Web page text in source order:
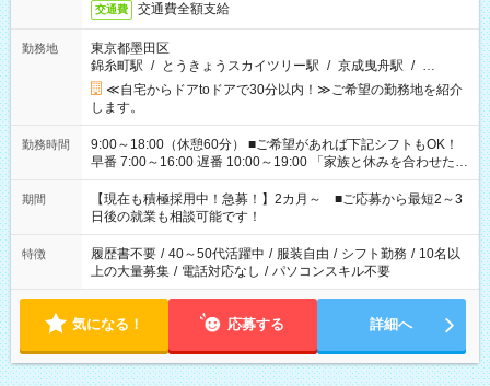
交通費 交通費全額支給
勤務地
東京都墨田区
錦糸町駅 / とうきょうスカイツリー駅 / 京成曳舟駅 / …
≪自宅からドアtoドアで30分以内！≫ご希望の勤務地を紹介
します。
勤務時間
9:00～18:00（休憩60分） ■ご希望があれば下記シフトもOK！
早番 7:00～16:00 遅番 10:00～19:00 「家族と休みを合わせた
い」 「余裕を持って夕飯の準備がしたい」 「できれば残業はし
たくない」 など、ご希望を教えてくださいね。 ※Wワーク希望
の方へ 今ご覧のお仕事で希望する勤務時間と、もう1つのお仕事
の勤務時間。 合計で週40時間を超える場合は応募できません。
期間
【現在も積極採用中！急募！】2カ月～ ■ご応募から最短2～3
日後の就業も相談可能です！
特徴 履歴書不要 / 40～50代活躍中 / 服装自由 / シフト勤務 / 10名以
上の大量募集 / 電話対応なし / パソコンスキル不要
気になる！ 応募する 詳細へ